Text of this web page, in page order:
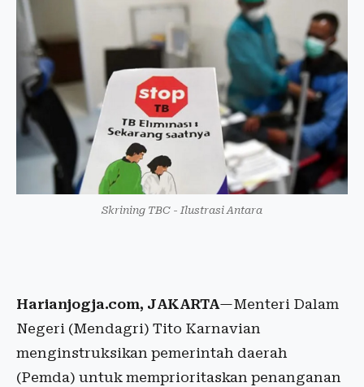
Skrining TBC - Ilustrasi Antara
Harianjogja.com, JAKARTA—Menteri Dalam
Negeri (Mendagri) Tito Karnavian
menginstruksikan pemerintah daerah
(Pemda) untuk memprioritaskan penanganan